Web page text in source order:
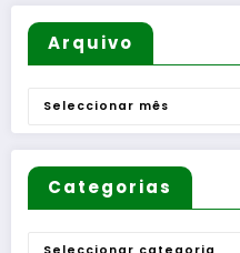
Arquivo
Arquivo
Categorias
Categorias